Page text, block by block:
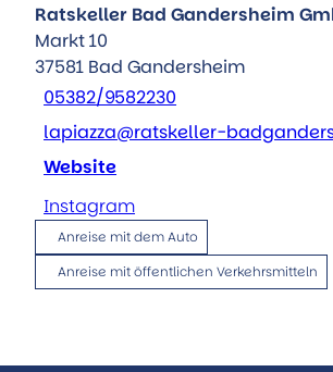
Ratskeller Bad Gandersheim
Markt 10
37581 Bad Gandersheim
05382/9582230
lapiazza@ratskeller-
Website
Instagram
Anreise mit dem Auto
Anreise mit öffentlichen Verkehrsmitteln